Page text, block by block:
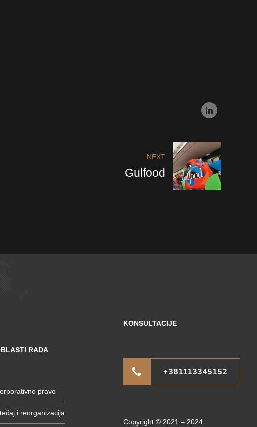
NEXT
Gulfood
RADA
pravo
i reorganizacija
KONSULTACIJE
+381113345152
Copyright © 2021 – 2024.